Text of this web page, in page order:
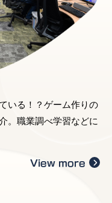
いる！？ゲーム作りの
。職業調べ学習などに
View more